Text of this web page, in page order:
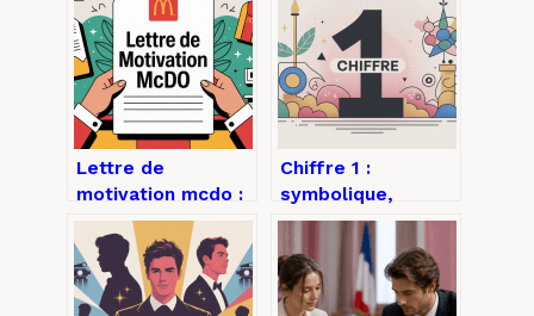
Lettre de
motivation mcdo :
exemples,
conseils et
structure pour
être retenu
Chiffre 1 :
symbolique,
significations et
usages dans la vie
quotidienne